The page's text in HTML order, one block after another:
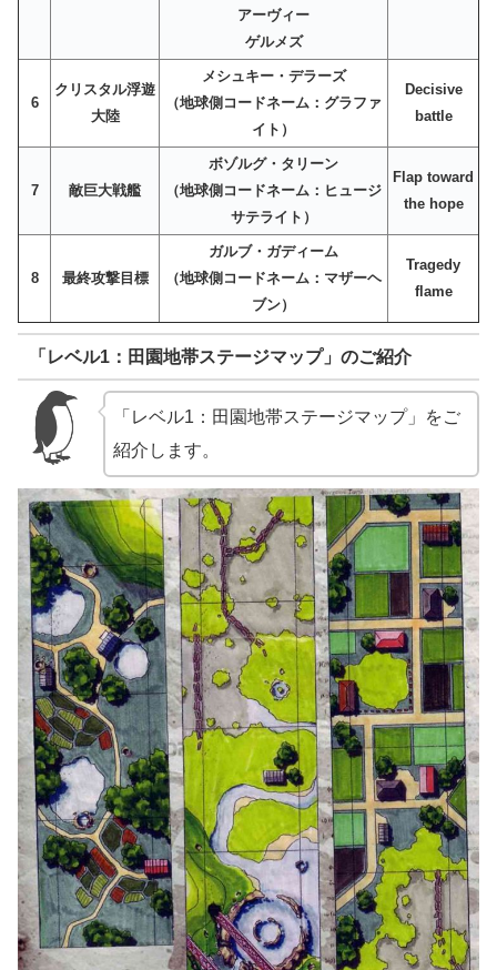
アーヴィー
ゲルメズ
6
クリスタル浮遊
大陸
メシュキー・デラーズ
（地球側コードネーム：グラファ
イト）
Decisive
battle
7 敵巨大戦艦
ボゾルグ・タリーン
（地球側コードネーム：ヒュージ
サテライト）
Flap toward
the hope
8 最終攻撃目標
ガルブ・ガディーム
（地球側コードネーム：マザーヘ
ブン）
Tragedy
flame
「レベル1：田園地帯ステージマップ」のご紹介
「レベル1：田園地帯ステージマップ」をご
紹介します。